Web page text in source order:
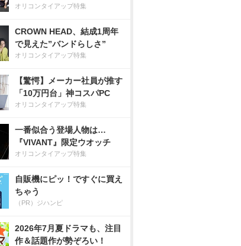
オリコンタイアップ特集
CROWN HEAD、結成1周年
で見えた”バンドらしさ”
オリコンタイアップ特集
【驚愕】メーカー社員が推す
「10万円台」神コスパPC
オリコンタイアップ特集
一番似合う登場人物は…
『VIVANT』限定ウオッチ
オリコンタイアップ特集
自販機にピッ！ですぐに買え
ちゃう
（PR）ジハンピ
2026年7月夏ドラマも、注目
作＆話題作が勢ぞろい！